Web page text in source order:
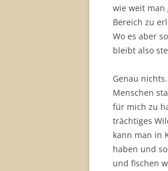
wie weit man
Bereich zu
Wo es aber
bleibt also
Genau
Menschen
für mich zu
trächtiges
kann man in
haben und
und fischen